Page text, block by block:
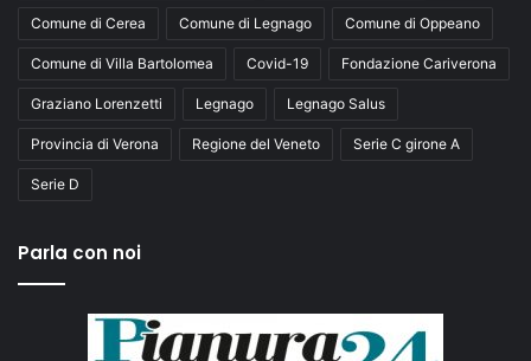
Comune di Cerea Comune di Legnago Comune di Oppeano
Comune di Villa Bartolomea Covid-19 Fondazione Cariverona
Graziano Lorenzetti Legnago Legnago Salus
Provincia di Verona Regione del Veneto Serie C girone A
Serie D
Parla con noi